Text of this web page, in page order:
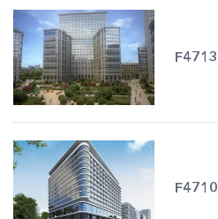
F4713
F4710